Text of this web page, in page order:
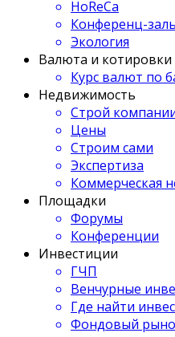
HoReCa
Конференц-
Экология
Валюта и котировки
Курс валют по
Недвижимость
Строй
Цены
Строим сами
Экспертиза
Коммерческая
Площадки
Форумы
Конференции
Инвестиции
ГЧП
Венчурные
Где найти
Фондовый